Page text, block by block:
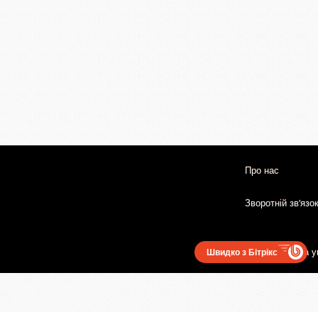
Про нас
Зворотній зв'язок
Користувацька
Швидко з Бітрікс